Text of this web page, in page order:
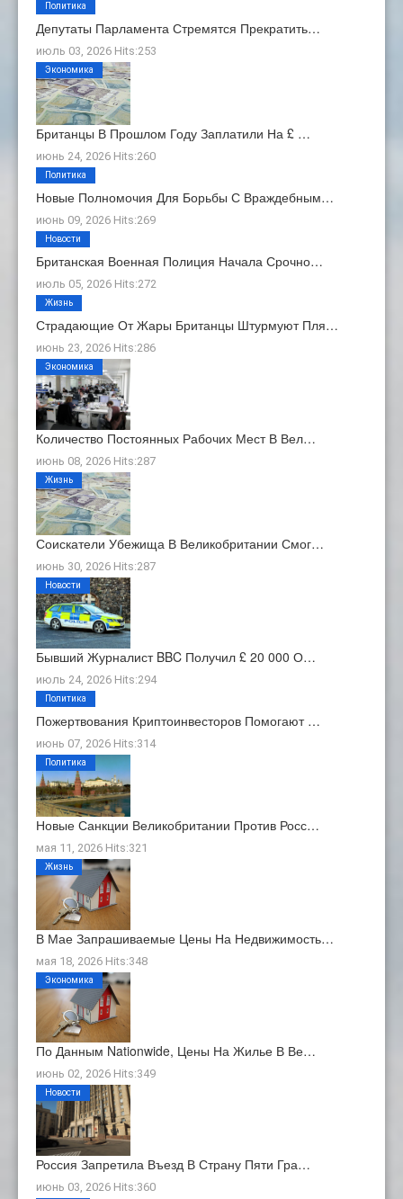
Депутаты Парламента Стремятся Прекратить…
июль 03, 2026 Hits:253
Политика
Британцы В Прошлом Году Заплатили На £ …
июнь 24, 2026 Hits:260
Экономика
Новые Полномочия Для Борьбы С Враждебным…
июнь 09, 2026 Hits:269
Политика
Британская Военная Полиция Начала Срочно…
июль 05, 2026 Hits:272
Новости
Страдающие От Жары Британцы Штурмуют Пля…
июнь 23, 2026 Hits:286
Жизнь
Количество Постоянных Рабочих Мест В Вел…
июнь 08, 2026 Hits:287
Экономика
Соискатели Убежища В Великобритании Смог…
июнь 30, 2026 Hits:287
Жизнь
Бывший Журналист BBC Получил £ 20 000 О…
июль 24, 2026 Hits:294
Новости
Пожертвования Криптоинвесторов Помогают …
июнь 07, 2026 Hits:314
Политика
Новые Санкции Великобритании Против Росс…
мая 11, 2026 Hits:321
Политика
В Мае Запрашиваемые Цены На Недвижимость…
мая 18, 2026 Hits:348
Жизнь
По Данным Nationwide, Цены На Жилье В Ве…
июнь 02, 2026 Hits:349
Экономика
Россия Запретила Въезд В Страну Пяти Гра…
июнь 03, 2026 Hits:360
Новости